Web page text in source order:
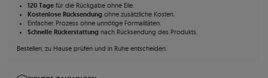
120 Tagefür die Rückgabe ohne Eile.
Kostenlose Rücksendungohne zusätzliche Kosten.
Einfacher Prozess ohne unnötige Formalitäten.
Schnelle Rückerstattungnach Rücksendung des Produkts.
Bestellen, zu Hause prüfen und in Ruhe entscheiden.